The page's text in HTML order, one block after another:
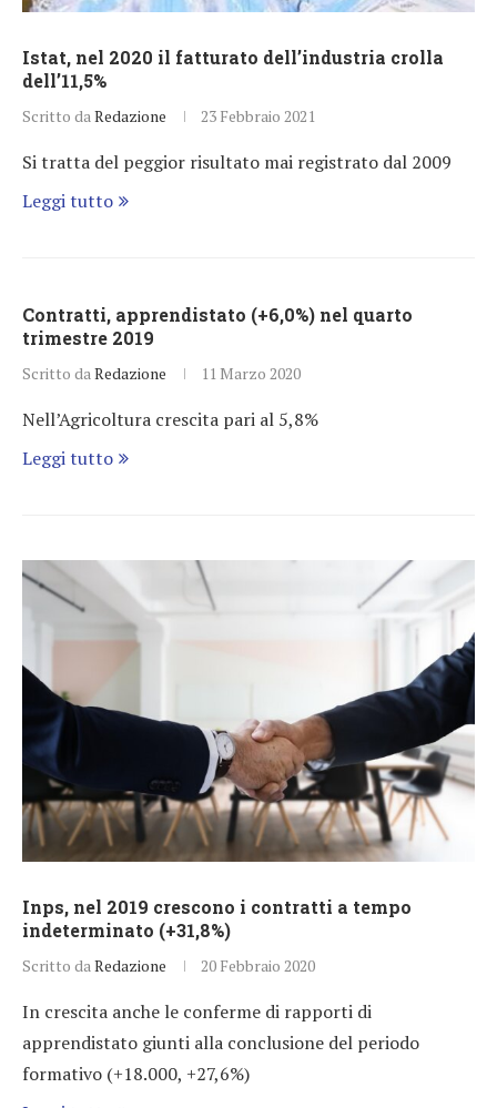
Istat, nel 2020 il fatturato dell’industria crolla
dell’11,5%
Scritto da Redazione 23 Febbraio 2021
Si tratta del peggior risultato mai registrato dal 2009
Leggi tutto
Contratti, apprendistato (+6,0%) nel quarto
trimestre 2019
Scritto da Redazione 11 Marzo 2020
Nell’Agricoltura crescita pari al 5,8%
Leggi tutto
Inps, nel 2019 crescono i contratti a tempo
indeterminato (+31,8%)
Scritto da Redazione 20 Febbraio 2020
In crescita anche le conferme di rapporti di
apprendistato giunti alla conclusione del periodo
formativo (+18.000, +27,6%)